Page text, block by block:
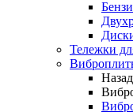
Тележки
Назад